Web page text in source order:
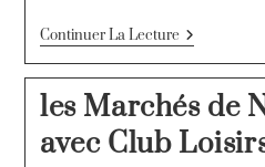
Continuer La Lecture
les Marchés de
avec Club